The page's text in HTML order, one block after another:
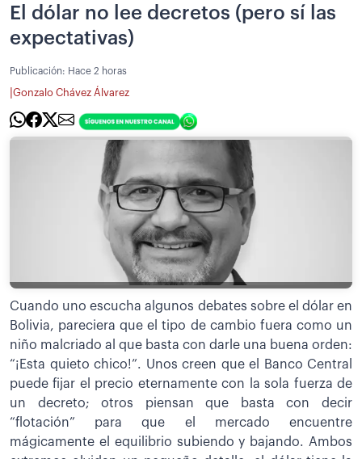
El dólar no lee decretos (pero sí las
expectativas)
Publicación: Hace 2 horas
Gonzalo Chávez Álvarez
Cuando uno escucha algunos debates sobre el dólar en
Bolivia, pareciera que el tipo de cambio fuera como un
niño malcriado al que basta con darle una buena orden:
“¡Esta quieto chico!”. Unos creen que el Banco Central
puede fijar el precio eternamente con la sola fuerza de
un decreto; otros piensan que basta con decir
“flotación” para que el mercado encuentre
mágicamente el equilibrio subiendo y bajando. Ambos